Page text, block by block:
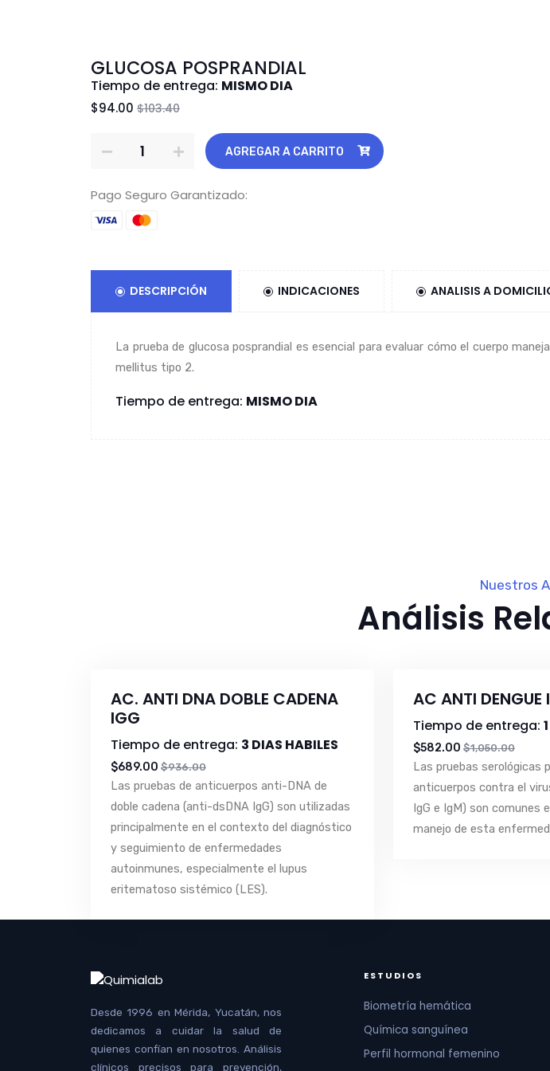
GLUCOSA POSPRANDIAL
Tiempo de entrega: MISMO DIA
$94.00 $103.40
AGREGAR A CARRITO
Pago Seguro Garantizado:
DESCRIPCIÓN INDICACIONES ANALISIS A
La prueba de glucosa posprandial es esencial para evaluar cómo el cuerpo
mellitus tipo 2.
Tiempo de entrega: MISMO DIA
Nuestros
Análisis
AC. ANTI DNA DOBLE CADENA
IGG
Tiempo de entrega: 3 DIAS HABILES
$689.00 $936.00
Las pruebas de anticuerpos anti-DNA de
doble cadena (anti-dsDNA IgG) son utilizadas
principalmente en el contexto del diagnóstico
y seguimiento de enfermedades
autoinmunes, especialmente el lupus
eritematoso sistémico (LES).
AC ANTI DENGUE
Tiempo de entrega:
$582.00 $1,050.00
Las pruebas serológicas
anticuerpos contra el
IgG e IgM) son comunes
manejo de esta
Desde 1996 en Mérida, Yucatán, nos
dedicamos a cuidar la salud de
quienes confían en nosotros. Análisis
clínicos precisos para prevención,
ESTUDIOS
Biometría hemática
Química sanguínea
Perfil hormonal femenino